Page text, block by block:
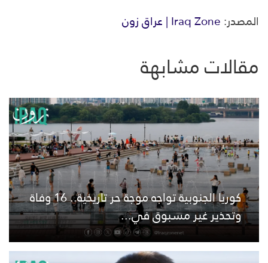
المصدر:Iraq Zone | عراق زون
مقالات مشابهة
كوريا الجنوبية تواجه موجة حر تاريخية.. 16 وفاة
وتحذير غير مسبوق في...